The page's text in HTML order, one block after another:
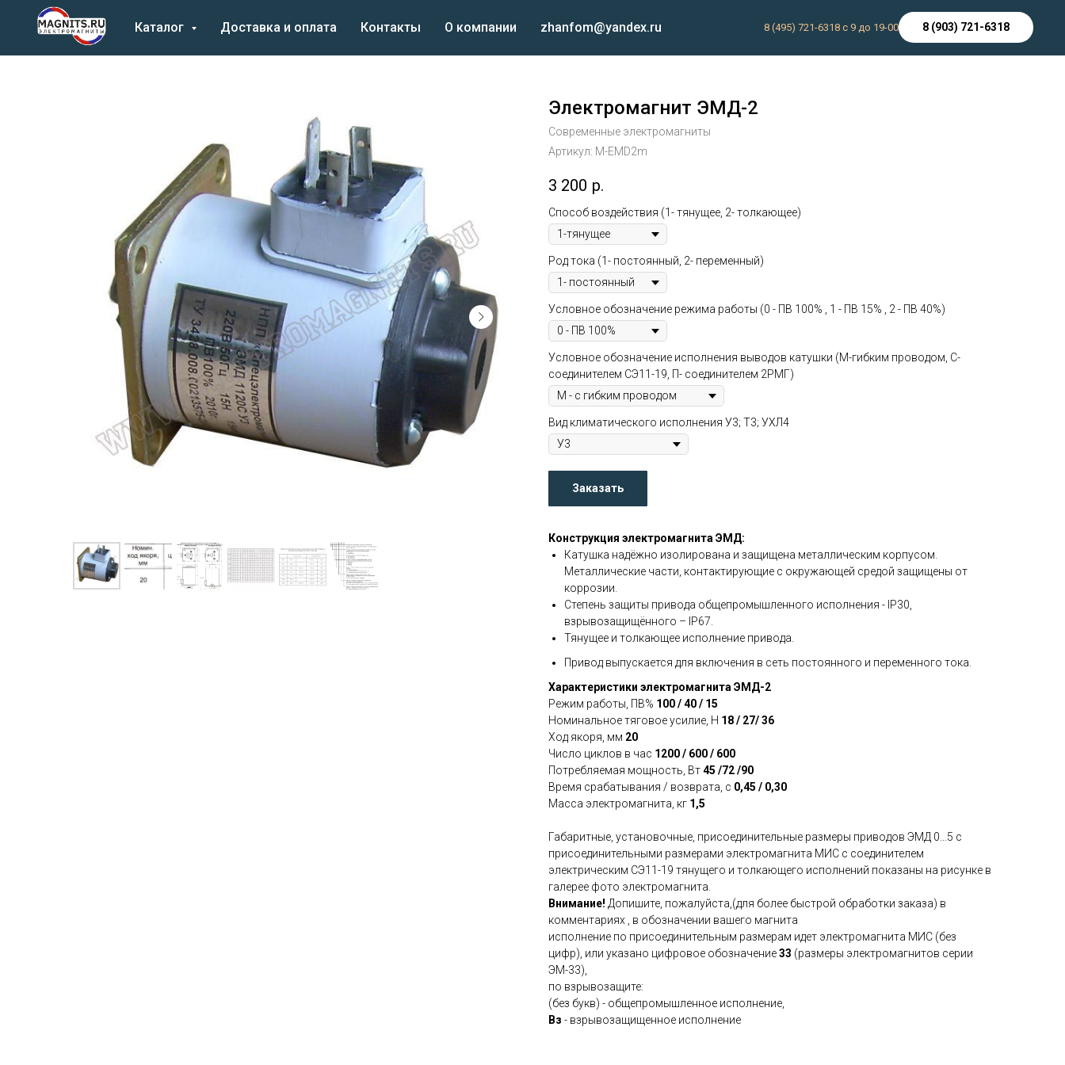
Каталог Доставка и оплата Контакты О компании zhanfom@yandex.ru 8 (495) 721-6318 с 9 до 19-00 8 (903) 721-6318
Электромагнит ЭМД-2
Современные электромагниты
Артикул: M-EMD2m
3 200 р.
Способ воздействия (1- тянущее, 2- толкающее)
Род тока (1- постоянный, 2- переменный)
Условное обозначение режима работы (0 - ПВ 100% , 1 - ПВ 15% , 2 - ПВ 40%)
Условное обозначение исполнения выводов катушки (М-гибким проводом, С-
соединителем СЭ11-19, П- соединителем 2РМГ)
Вид климатического исполнения У3; Т3; УХЛ4
Заказать
Конструкция электромагнита ЭМД:
Катушка надёжно изолирована и защищена металлическим корпусом.
Металлические части, контактирующие с окружающей средой защищены от
коррозии.
Степень защиты привода общепромышленного исполнения - IP30,
взрывозащищённого – IP67.
Тянущее и толкающее исполнение привода.
Привод выпускается для включения в сеть постоянного и переменного тока.
Характеристики электромагнита ЭМД-2
Режим работы, ПВ% 100 / 40 / 15
Номинальное тяговое усилие, H 18 / 27/ 36
Ход якоря, мм 20
Число циклов в час 1200 / 600 / 600
Потребляемая мощность, Вт45 /72 /90
Время срабатывания / возврата, с 0,45 / 0,30
Масса электромагнита, кг 1,5
Габаритные, установочные, присоединительные размеры приводов ЭМД 0...5 с
присоединительными размерами электромагнита МИС с соединителем
электрическим СЭ11-19 тянущего и толкающего исполнений показаны на рисунке в
галерее фото электромагнита.
Внимание! Допишите, пожалуйста,(для более быстрой обработки заказа) в
комментариях , в обозначении вашего магнита
исполнение по присоединительным размерам идет электромагнита МИС (без
цифр), или указано цифровое обозначение33 (размеры электромагнитов серии
ЭМ-33),
по взрывозащите:
(без букв) - общепромышленное исполнение,
Вз - взрывозащищенное исполнение